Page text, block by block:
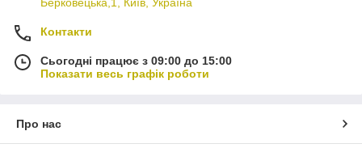
Контакти
Сьогодні працює з 09:00 до 15:00
Показати весь графік роботи
Про нас